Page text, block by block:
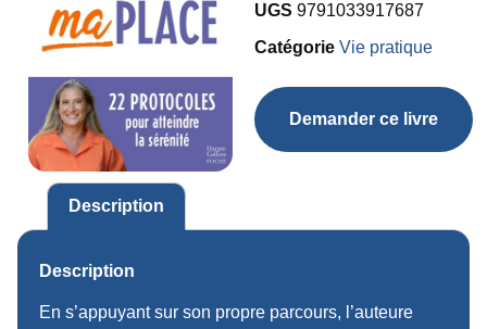
UGS 9791033917687
Catégorie Vie pratique
Demander ce livre
Description
Description
En s’appuyant sur son propre parcours, l’auteure